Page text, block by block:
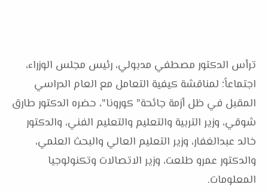
ترأس الدكتور مصطفي مدبولي، رئيس مجلس الوزراء،
اجتماعاً؛ لمناقشة كيفية التعامل مع العام الدراسي
المقبل في ظل أزمة جائحة" كورونا"، حضره الدكتور طارق
شوقي، وزير التربية والتعليم والتعليم الفني، والدكتور
خالد عبدالغفار، وزير التعليم العالي والبحث العلمي،
والدكتور عمرو طلعت، وزير الاتصالات وتكنولوجيا
المعلومات.